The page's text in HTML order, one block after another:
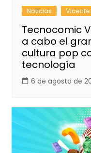
Noticias Vicente
Tecnocomic
a cabo el
cultura pop
tecnología
6 de agosto de